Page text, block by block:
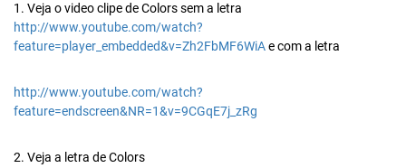
1. Veja o video clipe de Colors sem a letra
http://www.youtube.com/watch?
feature=player_embedded&v=Zh2FbMF6WiAe com a letra
http://www.youtube.com/watch?
feature=endscreen&NR=1&v=9CGqE7j_zRg
2. Veja a letra de Colors